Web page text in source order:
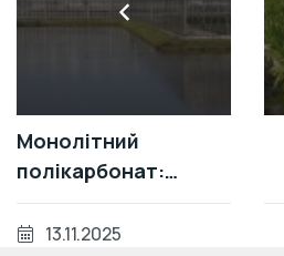
Монолітний
полікарбонат:
ударостійкість та
морозостійкість
13.11.2025